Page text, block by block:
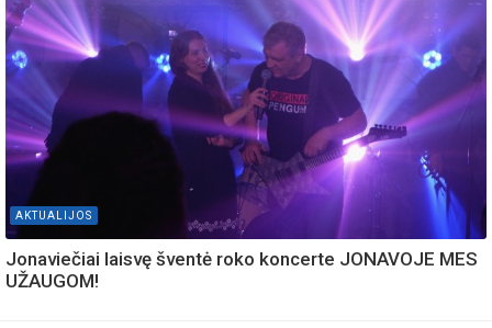
AKTUALIJOS
Jonaviečiai laisvę šventė roko koncerte JONAVOJE MES
UŽAUGOM!